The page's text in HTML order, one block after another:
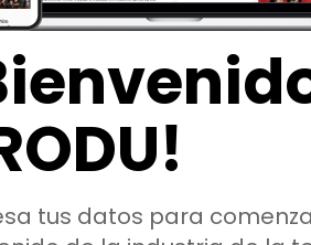
tus datos para